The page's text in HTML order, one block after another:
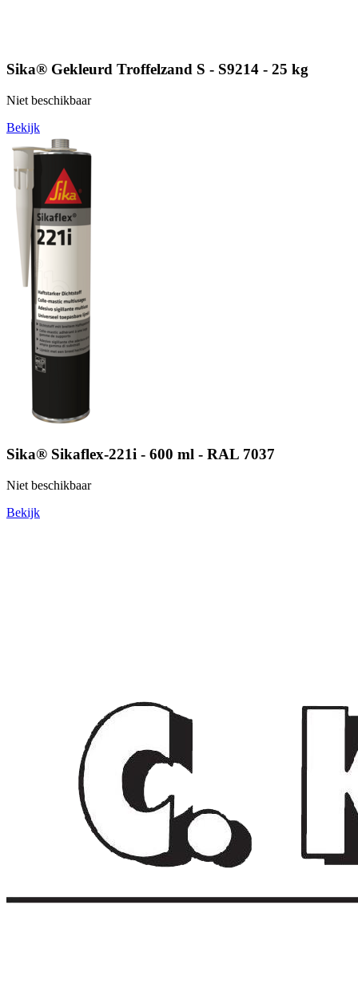
Sika® Gekleurd Troffelzand S - S9214 - 25 kg
Niet beschikbaar
Bekijk
Sika® Sikaflex-221i - 600 ml - RAL 7037
Niet beschikbaar
Bekijk